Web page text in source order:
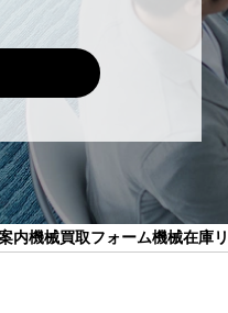
内機械買取フォーム機械在庫